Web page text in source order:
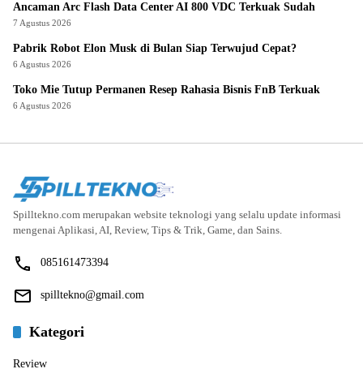
Ancaman Arc Flash Data Center AI 800 VDC Terkuak Sudah
7 Agustus 2026
Pabrik Robot Elon Musk di Bulan Siap Terwujud Cepat?
6 Agustus 2026
Toko Mie Tutup Permanen Resep Rahasia Bisnis FnB Terkuak
6 Agustus 2026
Spilltekno.com merupakan website teknologi yang selalu update informasi
mengenai Aplikasi, AI, Review, Tips & Trik, Game, dan Sains.
085161473394
spilltekno@gmail.com
Kategori
Review